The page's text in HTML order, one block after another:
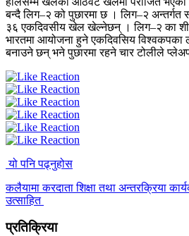
बन्दै लिग–२ को पुछारमा छ । लिग–२
३६ एकदिवसीय खेल खेल्नेछन् । लिग–२ का
भारतमा आयोजना हुने एकदिवसिय विश्वकपका
बनाउने छन् भने पुछारमा रहने चार टोलीले
यो पनि पढ्नुहोस
कलैयामा करदाता शिक्षा तथा अन्तरक्रिया
उत्साहित
प्रतिक्रिया